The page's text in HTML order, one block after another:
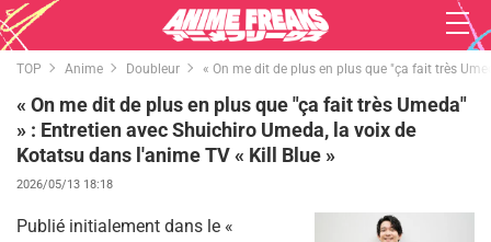
TOP Anime Doubleur « On me dit de plus en plus que "ça fait très
« On me dit de plus en plus que "ça fait très Umeda"
» : Entretien avec Shuichiro Umeda, la voix de
Kotatsu dans l'anime TV « Kill Blue »
2026/05/13 18:18
Publié initialement dans le «